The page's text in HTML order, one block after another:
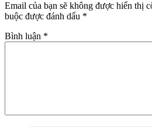
Email của bạn sẽ không được hiển thị
buộc được đánh dấu *
Bình luận *